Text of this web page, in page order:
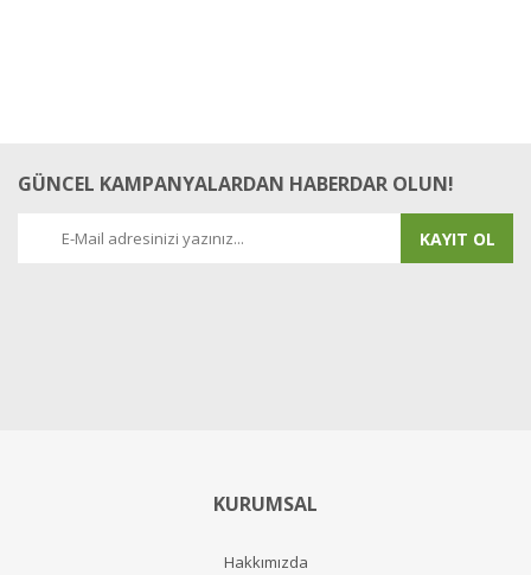
GÜNCEL KAMPANYALARDAN HABERDAR OLUN!
KAYIT OL
KURUMSAL
Hakkımızda